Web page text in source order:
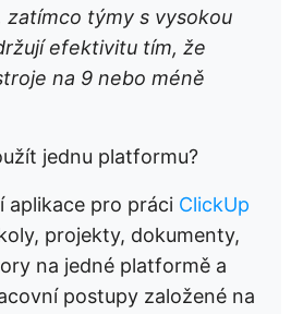
zatímco týmy s vysokou
efektivitu tím, že
na 9 nebo méně
jednu platformu?
aplikace pro práci ClickUp
projekty, dokumenty,
na jedné platformě a
postupy založené na